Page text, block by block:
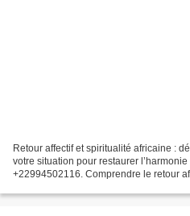
Retour affectif et spiritualité africaine :
votre situation pour restaurer
+22994502116. Comprendre le retour